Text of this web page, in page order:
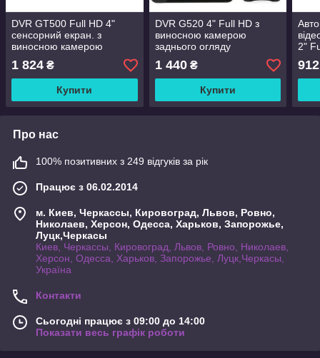
DVR GT500 Full HD 4"
сенсорний екран. з
виносною камерою
заднього виду
1 824 ₴
Купити
DVR G520 4" Full HD з
виносною камерою
заднього огляду
1 440₴
Купити
2"
912
Про нас
100% позитивних з 249 відгуків за рік
Працює з 06.02.2014
м. Киев, Черкассы, Кировоград, Львов, Ровно,
Николаев, Херсон, Одесса, Харьков, Запорожье,
Луцк,Черкасы
Киев, Черкассы, Кировоград, Львов, Ровно, Николаев,
Херсон, Одесса, Харьков, Запорожье, Луцк,Черкасы,
Україна
Контакти
Сьогодні працює з 09:00 до 14:00
Показати весь графік роботи